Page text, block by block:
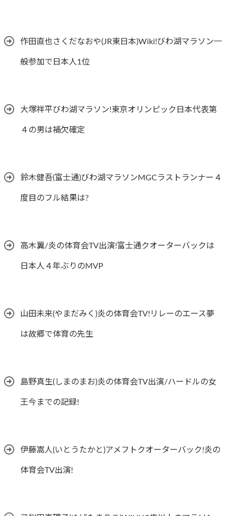
作田直也さくだなおや(JR東日本)Wiki!びわ湖マラソン一
般参加で日本人1位
大塚祥平びわ湖マラソン!東京オリンピック日本代表第
４の男は補欠確定
鈴木健吾(富士通)びわ湖マラソンMGCラストランナー４
度目のフル結果は?
高木翼/炎の体育会TV出演!富士通クオーターバックは
日本人４年ぶりのMVP
山田未来(やまだみく)炎の体育会TV!リレーのエース夢
は故郷で体育の先生
島野真生(しまのまお)炎の体育会TV出演/ハードルの女
王今までの記録!
伊藤嵩人(いとうたかと)アメフトクオーターバック!炎の
体育会TV出演!